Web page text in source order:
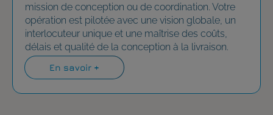
mission de conception ou de coordination. Votre
opération est pilotée avec une vision globale, un
interlocuteur unique et une maîtrise des coûts,
délais et qualité de la conception à la livraison.
En savoir +